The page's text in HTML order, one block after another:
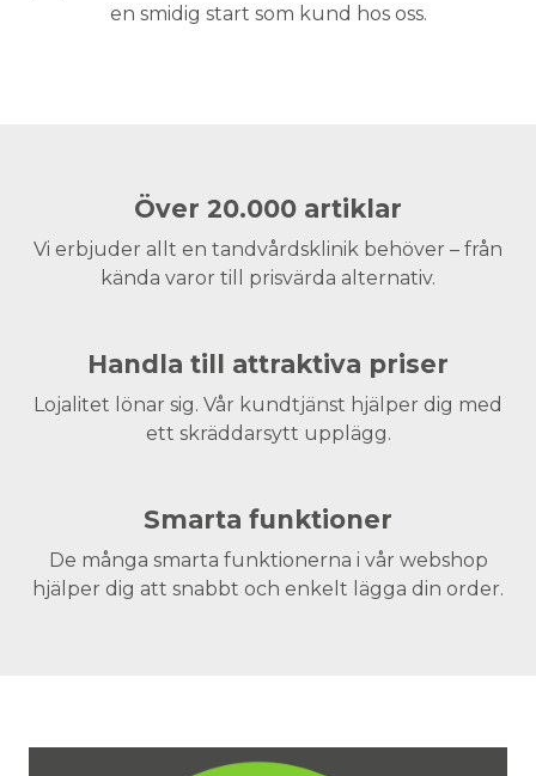
en smidig start som kund hos oss.
Över 20.000 artiklar
Vi erbjuder allt en tandvårdsklinik behöver – från
kända varor till prisvärda alternativ.
Handla till attraktiva priser
Lojalitet lönar sig. Vår kundtjänst hjälper dig med
ett skräddarsytt upplägg.
Smarta funktioner
De många smarta funktionerna i vår webshop
hjälper dig att snabbt och enkelt lägga din order.